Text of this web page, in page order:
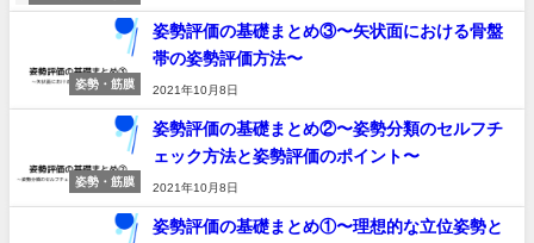
事)
姿勢・筋膜
姿勢評価の基礎まとめ③〜矢状面における骨盤
帯の姿勢評価方法〜
2021年10月8日
姿勢・筋膜
姿勢評価の基礎まとめ②〜姿勢分類のセルフチ
ェック方法と姿勢評価のポイント〜
2021年10月8日
姿勢評価の基礎まとめ①〜理想的な立位姿勢と